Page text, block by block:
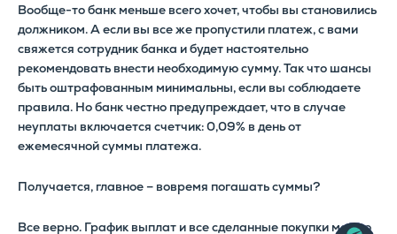
Вообще-то банк меньше всего хочет, чтобы вы становились
должником. А если вы все же пропустили платеж, с вами
свяжется сотрудник банка и будет настоятельно
рекомендовать внести необходимую сумму. Так что шансы
быть оштрафованным минимальны, если вы соблюдаете
правила. Но банк честно предупреждает, что в случае
неуплаты включается счетчик: 0,09% в день от
ежемесячной суммы платежа.
Получается, главное – вовремя погашать суммы?
Все верно. График выплат и все сделанные покупки можно